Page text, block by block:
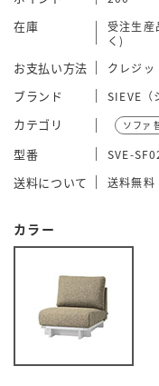
在庫
受注生
く)
お支払い方法 クレジッ
ブランド SIEVE（
カテゴリ ソファ
型番 SVE-
送料について 送料無料
カラー